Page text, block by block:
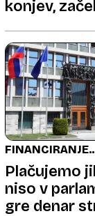
konjev,
FINANCIRANJE
STRANK
Plačujemo
niso v
gre denar